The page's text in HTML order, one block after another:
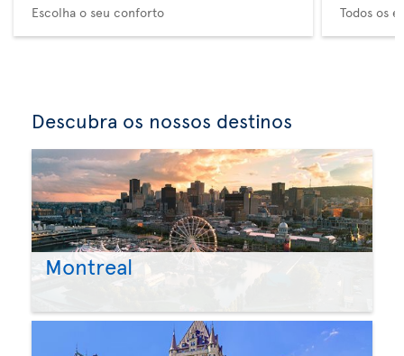
Escolha o seu conforto Todos os
Descubra os nossos destinos
Montreal